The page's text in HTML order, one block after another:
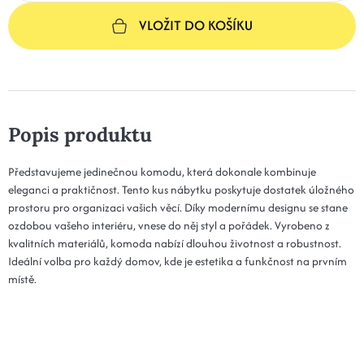
VLOŽIT DO KOŠÍKU
Popis produktu
Představujeme jedinečnou komodu, která dokonale kombinuje
eleganci a praktičnost. Tento kus nábytku poskytuje dostatek úložného
prostoru pro organizaci vašich věcí. Díky modernímu designu se stane
ozdobou vašeho interiéru, vnese do něj styl a pořádek. Vyrobeno z
kvalitních materiálů, komoda nabízí dlouhou životnost a robustnost.
Ideální volba pro každý domov, kde je estetika a funkčnost na prvním
místě.